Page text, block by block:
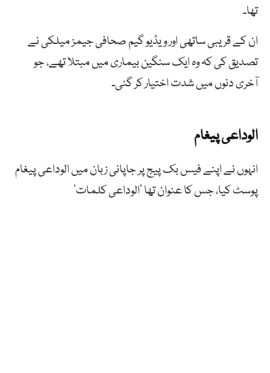
تھا۔
ان کے قریبی ساتھی اور ویڈیو گیم صحافی جیمز میلکی نے
تصدیق کی کہ وہ ایک سنگین بیماری میں مبتلا تھے، جو
آخری دنوں میں شدت اختیار کر گئی۔
الوداعی پیغام
انہوں نے اپنے فیس بک پیج پر جاپانی زبان میں الوداعی پیغام
پوسٹ کیا، جس کا عنوان تھا ‘الوداعی کلمات’